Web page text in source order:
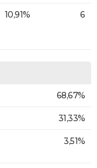
10,91% 6
68,67%
31,33%
3,51%